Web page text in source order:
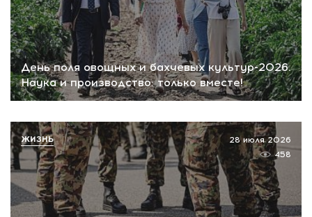
День поля овощных и бахчевых культур-2026.
Наука и производство: только вместе!
28 июля 2026
458
ЖИЗНЬ